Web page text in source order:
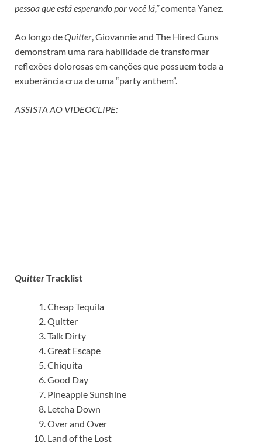
pessoa que está esperando por você lá,”comenta Yanez.
Ao longo deQuitter , Giovannie and The Hired Guns
demonstram uma rara habilidade de transformar
reflexões dolorosas em canções que possuem toda a
exuberância crua de uma “party anthem”.
ASSISTA AO VIDEOCLIPE:
QuitterTracklist
Cheap Tequila
Quitter
Talk Dirty
Great Escape
Chiquita
Good Day
Pineapple Sunshine
Letcha Down
Over and Over
Land of the Lost